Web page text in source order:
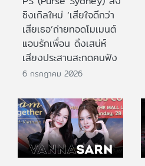
ซิงเกิลใหม่ ‘เสียใจดีกว่า
เสียเธอ’ถ่ายทอดโมเมนต์
แอบรักเพื่อน ดึงเสน่ห์
เสียงประสานสะกดคนฟัง
6 กรกฎาคม 2026